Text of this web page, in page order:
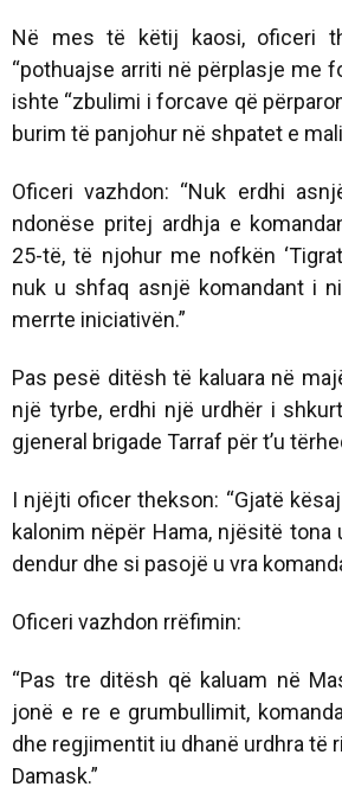
Në mes të këtij kaosi, oficeri
“pothuajse arriti në përplasje me
ishte “zbulimi i forcave që
burim të panjohur në shpatet e
Oficeri vazhdon: “Nuk erdhi
ndonëse pritej ardhja e
25-të, të njohur me nofkën
nuk u shfaq asnjë komandant i
merrte iniciativën.”
Pas pesë ditësh të kaluara në
një tyrbe, erdhi një urdhër i
gjeneral brigade Tarraf për t’u
I njëjti oficer thekson: “Gjatë
kalonim nëpër Hama, njësitë tona
dendur dhe si pasojë u vra
Oficeri vazhdon rrëfimin:
“Pas tre ditësh që kaluam në
jonë e re e grumbullimit,
dhe regjimentit iu dhanë urdhra të
Damask.”